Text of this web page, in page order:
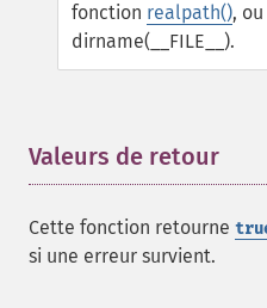
fonction realpath(),
dirname(__FILE__).
Valeurs de retour
Cette fonction retourne
si une erreur survient.